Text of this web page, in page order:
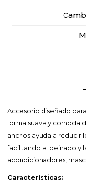
Accesorio diseñado
forma suave y cómoda
anchos ayuda a reducir
facilitando el peinado y
acondicionadores,
Características: